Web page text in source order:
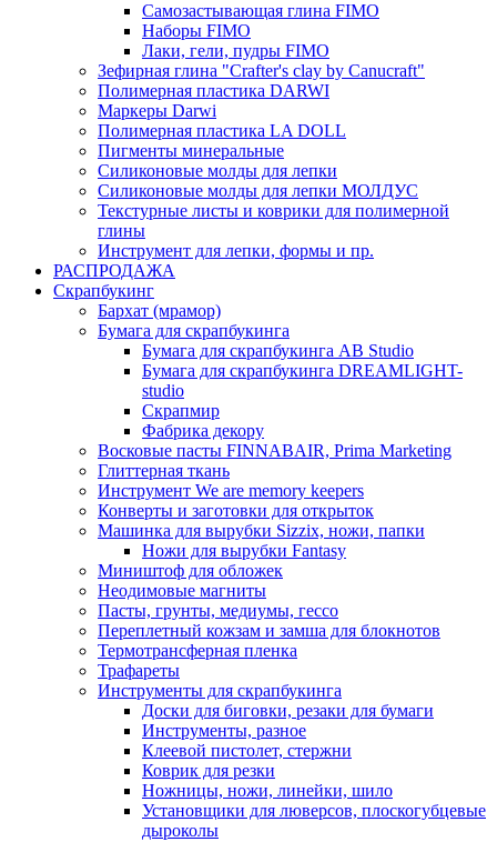
Самозастывающая глина FIMO
Наборы FIMO
Лаки, гели, пудры FIMO
Зефирная глина "Crafter's clay by Canucraft"
Полимерная пластика DARWI
Маркеры Darwi
Полимерная пластика LA DOLL
Пигменты минеральные
Силиконовые молды для лепки
Силиконовые молды для лепки МОЛДУС
Текстурные листы и коврики для полимерной
глины
Инструмент для лепки, формы и пр.
РАСПРОДАЖА
Скрапбукинг
Бархат (мрамор)
Бумага для скрапбукинга
Бумага для скрапбукинга AB Studio
Бумага для скрапбукинга DREAMLIGHT-
studio
Скрапмир
Фабрика декору
Восковые пасты FINNABAIR, Prima Marketing
Глиттерная ткань
Инструмент We are memory keepers
Конверты и заготовки для открыток
Машинка для вырубки Sizzix, ножи, папки
Ножи для вырубки Fantasy
Миништоф для обложек
Неодимовые магниты
Пасты, грунты, медиумы, гессо
Переплетный кожзам и замша для блокнотов
Термотрансферная пленка
Трафареты
Инструменты для скрапбукинга
Доски для биговки, резаки для бумаги
Инструменты, разное
Клеевой пистолет, стержни
Коврик для резки
Ножницы, ножи, линейки, шило
Установщики для люверсов, плоскогубцевые
дыроколы